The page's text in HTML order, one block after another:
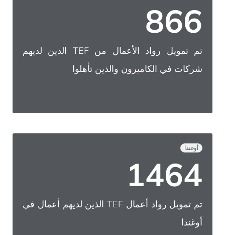
866
تم تمويل رواد الأعمال من TEF الذين لديهم
شركات في الكاميرون والذين تأهلوا
أوغندا
1464
تم تمويل رواد أعمال TEF الذين لديهم أعمال في
أوغندا